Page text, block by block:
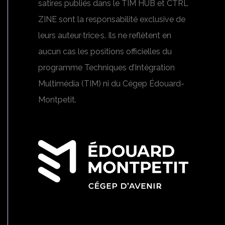
satires publiés dans le TIM HUB et CTRL
ZINE sont la responsabilité exclusive de
leurs auteur·trice·s. Ils ne reflètent en
aucun cas les positions officielles du
programme Techniques d’Intégration
Multimédia (TIM) ni du Cégep Édouard-
Montpetit.